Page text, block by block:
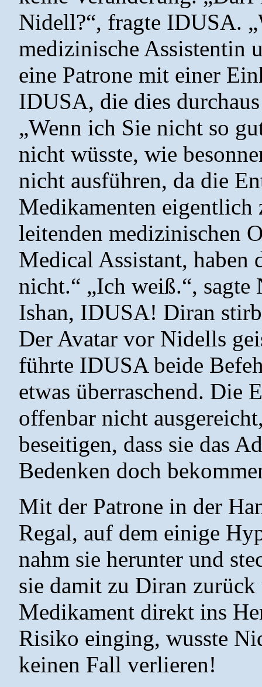
Nidell?“, fragte IDUSA.
medizinische Assistentin
eine Patrone mit einer
IDUSA, die dies
„Wenn ich Sie nicht so
nicht wüsste, wie
nicht ausführen, da die
Medikamenten eigentlich
leitenden medizinischen
Medical Assistant, haben
nicht.“ „Ich weiß.“,
Ishan, IDUSA! Diran
Der Avatar vor Nidells
führte IDUSA beide
etwas überraschend. Die
offenbar nicht
beseitigen, dass sie das
Bedenken doch
Mit der Patrone in der
Regal, auf dem einige
nahm sie herunter und
sie damit zu Diran
Medikament direkt ins
Risiko einging, wusste
keinen Fall verlieren!